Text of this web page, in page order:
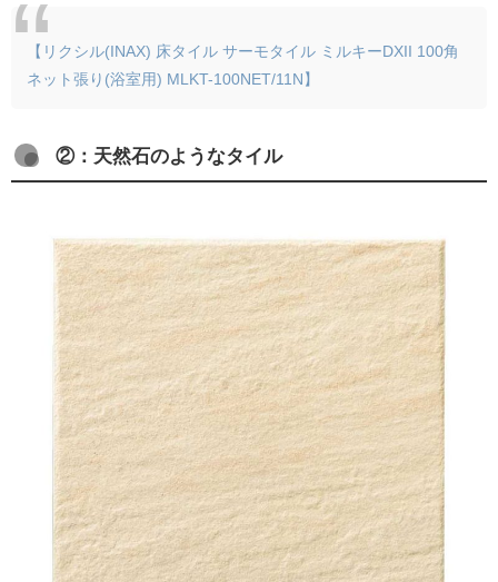
【リクシル(INAX) 床タイル サーモタイル ミルキーDXII 100角
ネット張り(浴室用) MLKT-100NET/11N】
②：天然石のようなタイル